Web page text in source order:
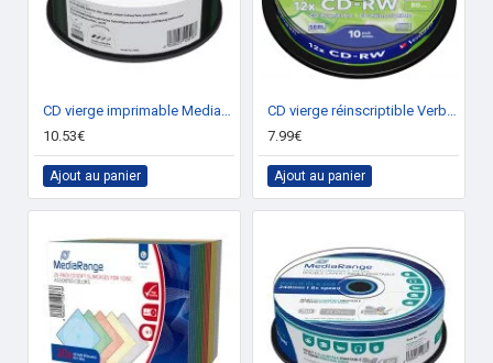
CD vierge imprimable Mediarange 900 Mo (Boite de 25)
10.53€
Ajout au panier
CD vierge réinscriptible Verbatim CD-RW (boite de 10)
7.99€
Ajout au panier